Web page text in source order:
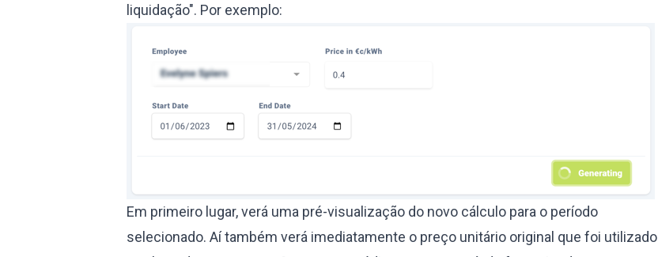
liquidação". Por exemplo:
Em primeiro lugar, verá uma pré-visualização do novo cálculo para o período
selecionado. Aí também verá imediatamente o preço unitário original que foi utilizado